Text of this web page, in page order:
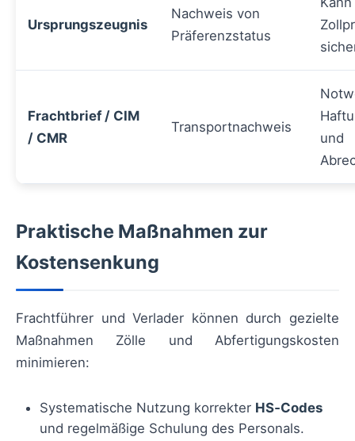
Ursprungszeugnis
Nachweis von
Präferenzstatus
Frachtbrief / CIM
/ CMR
Transportnachweis
und
Praktische Maßnahmen zur
Kostensenkung
Frachtführer und Verlader können durch gezielte
Maßnahmen Zölle und Abfertigungskosten
minimieren:
Systematische Nutzung korrekter HS‑Codes
und regelmäßige Schulung des Personals.